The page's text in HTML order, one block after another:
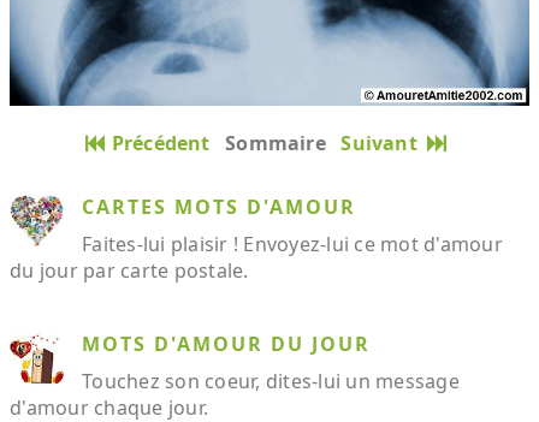
Précédent Sommaire Suivant
CARTES MOTS D'AMOUR
Faites-lui plaisir ! Envoyez-lui ce mot d'amour
du jour par carte postale.
MOTS D'AMOUR DU JOUR
Touchez son coeur, dites-lui un message
d'amour chaque jour.